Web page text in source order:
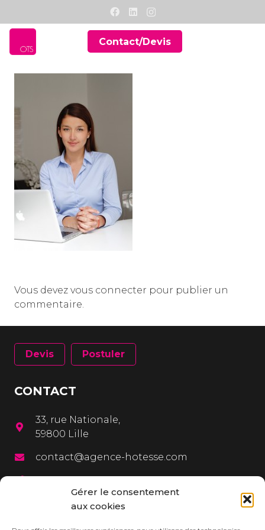
Gérer le consentement
aux cookies
Contact/Devis
Vous devez vous connecter pour publier un
commentaire.
Devis Postuler
CONTACT
33, rue Nationale,
59800 Lille
contact@agence-hotesse.com
03 20 12 72 65
06 67 92 99 72